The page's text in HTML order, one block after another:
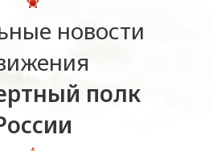
новости
полк